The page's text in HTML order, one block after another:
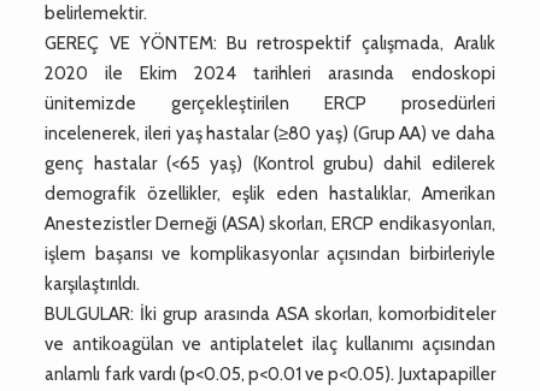
belirlemektir.
GEREÇ VE YÖNTEM: Bu retrospektif çalışmada, Aralık
2020 ile Ekim 2024 tarihleri arasında endoskopi
ünitemizde gerçekleştirilen ERCP prosedürleri
incelenerek, ileri yaş hastalar (≥80 yaş) (Grup AA) ve daha
genç hastalar (<65 yaş) (Kontrol grubu) dahil edilerek
demografik özellikler, eşlik eden hastalıklar, Amerikan
Anestezistler Derneği (ASA) skorları, ERCP endikasyonları,
işlem başarısı ve komplikasyonlar açısından birbirleriyle
karşılaştırıldı.
BULGULAR: İki grup arasında ASA skorları, komorbiditeler
ve antikoagülan ve antiplatelet ilaç kullanımı açısından
anlamlı fark vardı (p<0.05, p<0.01 ve p<0.05). Juxtapapiller